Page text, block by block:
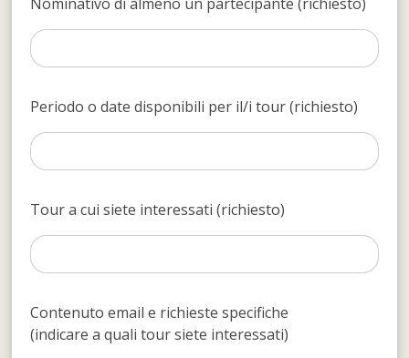
Periodo o date disponibili per il/i tour (richiesto)
Tour a cui siete interessati (richiesto)
Contenuto email e richieste specifiche
(indicare a quali tour siete interessati)